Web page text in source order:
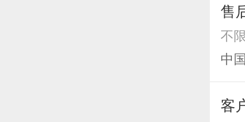
售
不
中
客